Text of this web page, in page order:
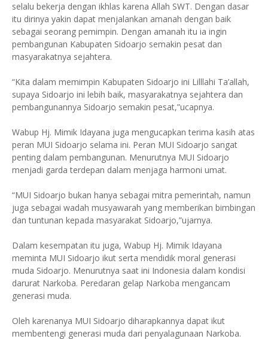
selalu bekerja dengan ikhlas karena Allah SWT. Dengan dasar
itu dirinya yakin dapat menjalankan amanah dengan baik
sebagai seorang pemimpin. Dengan amanah itu ia ingin
pembangunan Kabupaten Sidoarjo semakin pesat dan
masyarakatnya sejahtera.
“Kita dalam memimpin Kabupaten Sidoarjo ini Lilllahi Ta’allah,
supaya Sidoarjo ini lebih baik, masyarakatnya sejahtera dan
pembangunannya Sidoarjo semakin pesat,”ucapnya.
Wabup Hj. Mimik Idayana juga mengucapkan terima kasih atas
peran MUI Sidoarjo selama ini. Peran MUI Sidoarjo sangat
penting dalam pembangunan. Menurutnya MUI Sidoarjo
menjadi garda terdepan dalam menjaga harmoni umat.
“MUI Sidoarjo bukan hanya sebagai mitra pemerintah, namun
juga sebagai wadah musyawarah yang memberikan bimbingan
dan tuntunan kepada masyarakat Sidoarjo,”ujarnya.
Dalam kesempatan itu juga, Wabup Hj. Mimik Idayana
meminta MUI Sidoarjo ikut serta mendidik moral generasi
muda Sidoarjo. Menurutnya saat ini Indonesia dalam kondisi
darurat Narkoba. Peredaran gelap Narkoba mengancam
generasi muda.
Oleh karenanya MUI Sidoarjo diharapkannya dapat ikut
membentengi generasi muda dari penyalagunaan Narkoba.